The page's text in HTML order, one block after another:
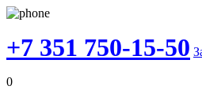
+7 351 750-15-50
0